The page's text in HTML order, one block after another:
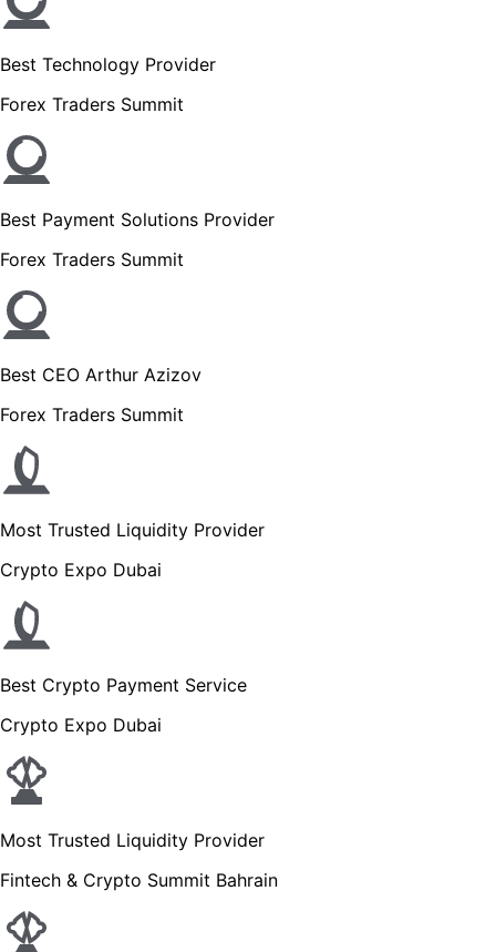
Best Technology Provider
Forex Traders Summit
Best Payment Solutions Provider
Forex Traders Summit
Best CEO Arthur Azizov
Forex Traders Summit
Most Trusted Liquidity Provider
Crypto Expo Dubai
Best Crypto Payment Service
Crypto Expo Dubai
Most Trusted Liquidity Provider
Fintech & Crypto Summit Bahrain